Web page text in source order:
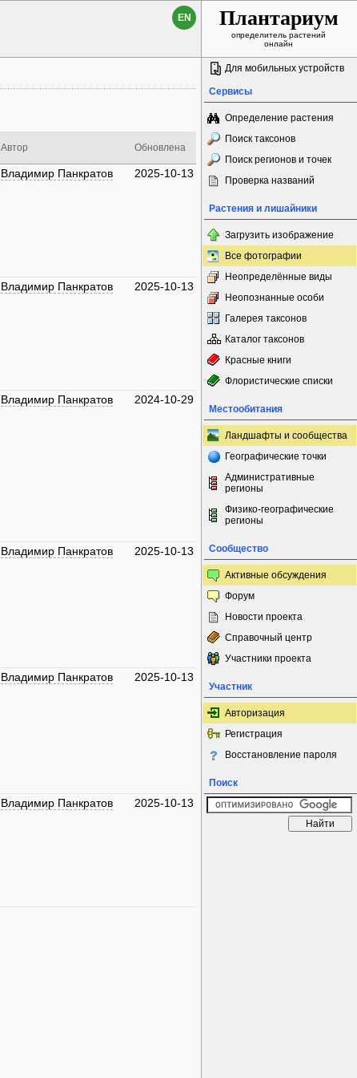
EN Плантариум
определитель растений
онлайн
Автор Обновлена
Владимир Панкратов 2025-10-13
Владимир Панкратов 2025-10-13
Владимир Панкратов 2024-10-29
Владимир Панкратов 2025-10-13
Владимир Панкратов 2025-10-13
Владимир Панкратов 2025-10-13
Для мобильных устройств
Сервисы
Определение растения
Поиск таксонов
Поиск регионов и точек
Проверка названий
Растения и лишайники
Загрузить изображение
Все фотографии
Неопределённые виды
Неопознанные особи
Галерея таксонов
Каталог таксонов
Красные книги
Флористические списки
Местообитания
Ландшафты и сообщества
Географические точки
Административные
регионы
Физико-географические
регионы
Сообщество
Активные обсуждения
Форум
Новости проекта
Справочный центр
Участники проекта
Участник
Авторизация
Регистрация
Восстановление пароля
Поиск